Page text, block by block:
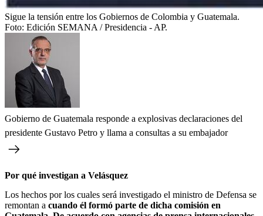
Sigue la tensión entre los Gobiernos de Colombia y Guatemala.
Foto: Edición SEMANA / Presidencia - AP.
Gobierno de Guatemala responde a explosivas declaraciones del
presidente Gustavo Petro y llama a consultas a su embajador
Por qué investigan a Velásquez
Los hechos por los cuales será investigado el ministro de Defensa se
remontan a cuando él formó parte de dicha comisión en